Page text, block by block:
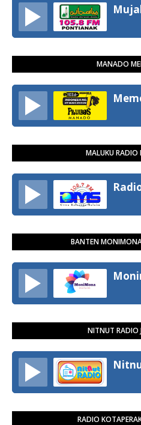
MANADO
MALUKU
BANTEN
NITNUT RADIO
RADIO